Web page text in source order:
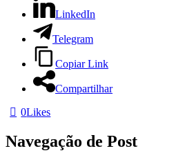
LinkedIn
Telegram
Copiar Link
Compartilhar
0Likes
Navegação de Post